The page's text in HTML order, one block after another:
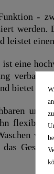
-
werden.
leistet
eine
verbaut.
bietet
und
flexible
von
das